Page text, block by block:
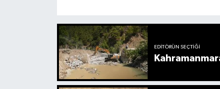
EDITÖRÜN SEÇTIĞI